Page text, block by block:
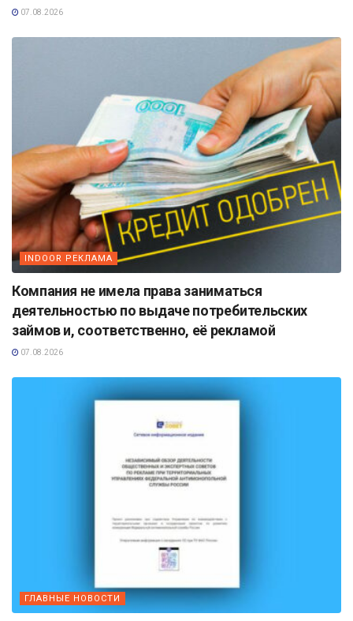
07.08.2026
INDOOR РЕКЛАМА
Компания не имела права заниматься
деятельностью по выдаче потребительских
займов и, соответственно, её рекламой
07.08.2026
ГЛАВНЫЕ НОВОСТИ